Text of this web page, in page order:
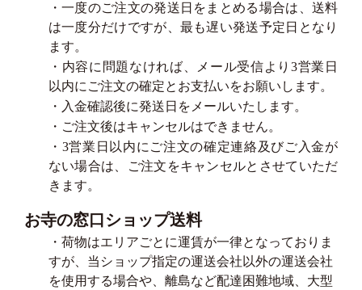
・一度のご注文の発送日をまとめる場合は、送料
は一度分だけですが、最も遅い発送予定日となり
ます。
・内容に問題なければ、メール受信より3営業日
以内にご注文の確定とお支払いをお願いします。
・入金確認後に発送日をメールいたします。
・ご注文後はキャンセルはできません。
・3営業日以内にご注文の確定連絡及びご入金が
ない場合は、ご注文をキャンセルとさせていただ
きます。
お寺の窓口ショップ送料
・荷物はエリアごとに運賃が一律となっておりま
すが、当ショップ指定の運送会社以外の運送会社
を使用する場合や、離島など配達困難地域、大型